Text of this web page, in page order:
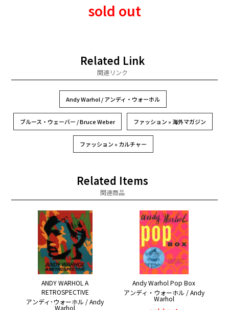
sold out
Related Link
関連リンク
Andy Warhol / アンディ・ウォーホル
ブルース・ウェーバー / Bruce Weber ファッション » 海外マガジン
ファッション » カルチャー
Related Items
関連商品
ANDY WARHOL A
RETROSPECTIVE
アンディ･ウォーホル / Andy
Warhol
Andy Warhol Pop Box
アンディ・ウォーホル / Andy
Warhol